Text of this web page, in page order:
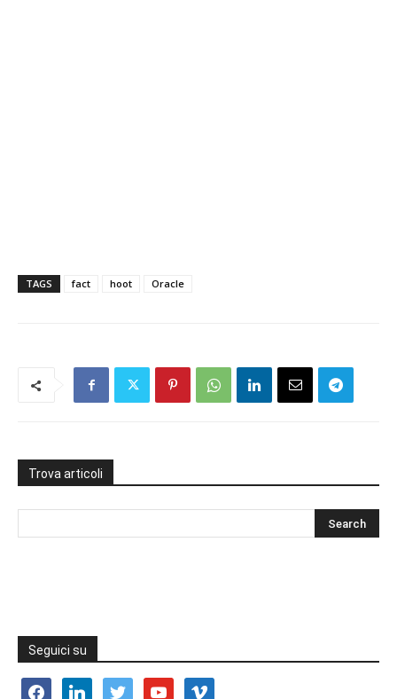
TAGS fact hoot Oracle
Trova articoli
Seguici su
facebooklinkedin twitter youtube vimeo